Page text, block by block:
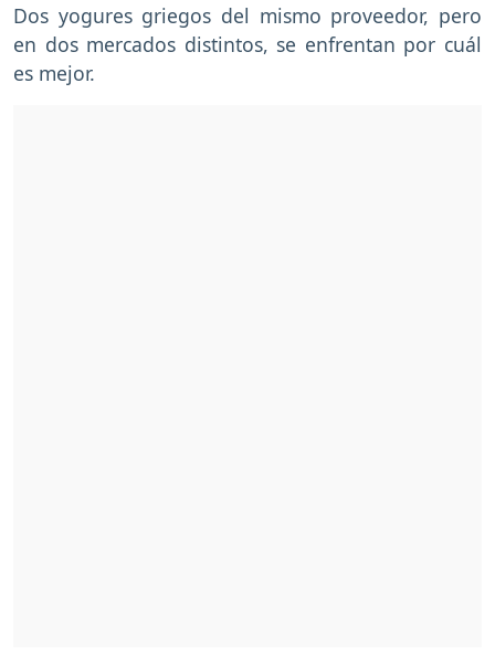
Dos yogures griegos del mismo proveedor, pero
en dos mercados distintos, se enfrentan por cuál
es mejor.